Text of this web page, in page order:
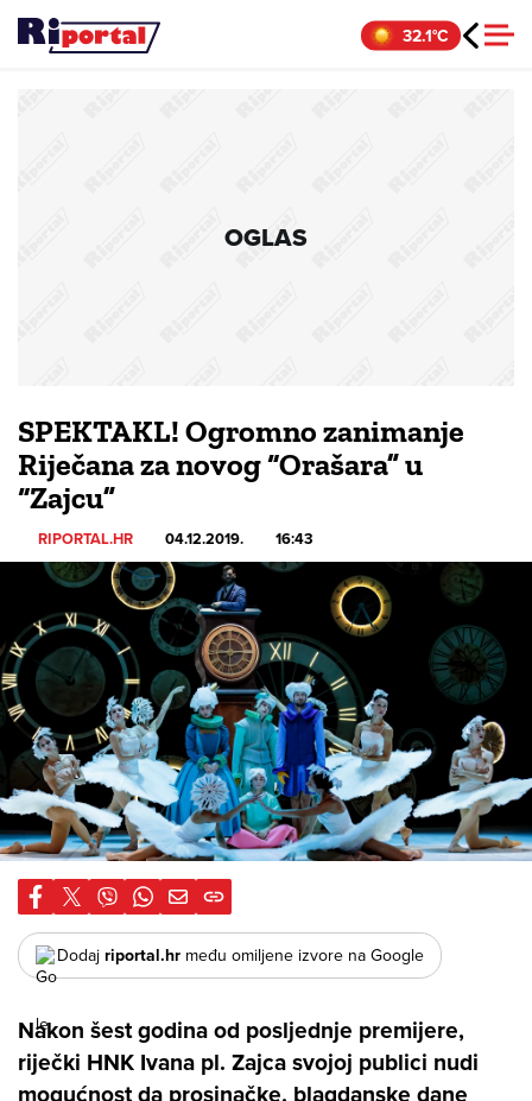
Skip
32.1°C
OGLAS
SPEKTAKL! Ogromno zanimanje
Riječana za novog “Orašara” u
“Zajcu”
RIPORTAL.HR 04.12.2019. 16:43
Dodaj riportal.hr među omiljene izvore na Google
Nakon šest godina od posljednje premijere,
riječki HNK Ivana pl. Zajca svojoj publici nudi